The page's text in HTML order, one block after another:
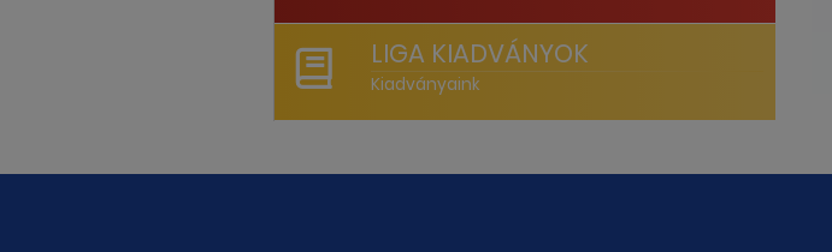
LIGA KIADVÁNYOK
Kiadványaink